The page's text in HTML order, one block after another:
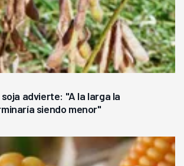
advierte: "A la larga la
siendo menor"